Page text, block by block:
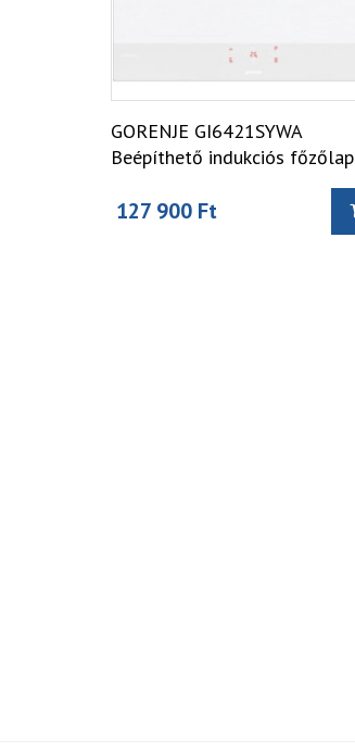
GORENJE GI6421SYWA
Beépíthető indukciós főzőlap
127 900 Ft